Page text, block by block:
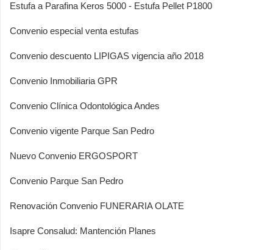
Estufa a Parafina Keros 5000 - Estufa Pellet P1800
Convenio especial venta estufas
Convenio descuento LIPIGAS vigencia año 2018
Convenio Inmobiliaria GPR
Convenio Clínica Odontológica Andes
Convenio vigente Parque San Pedro
Nuevo Convenio ERGOSPORT
Convenio Parque San Pedro
Renovación Convenio FUNERARIA OLATE
Isapre Consalud: Mantención Planes